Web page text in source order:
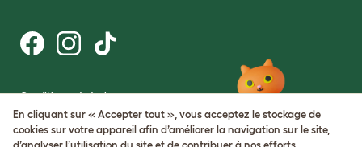
Conditions générales
Protection de la vie privée et cookies
Cookie Settings
Plan du site
En cliquant sur « Accepter tout », vous acceptez le stockage de
cookies sur votre appareil afin d’améliorer la navigation sur le site,